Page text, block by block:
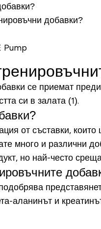
добавки?
Pump
се приемат
си в залата (1).
от съставки,
много и различни
но най-често
аланинът и